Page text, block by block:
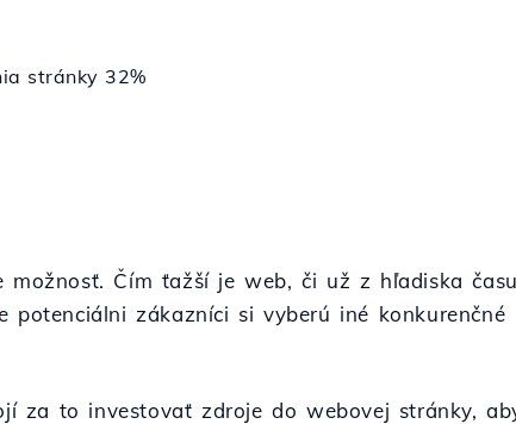
stránky 32%
Čím ťažší je web, či už z hľadiska času
zákazníci si vyberú iné konkurenčné
za to investovať zdroje do webovej stránky,